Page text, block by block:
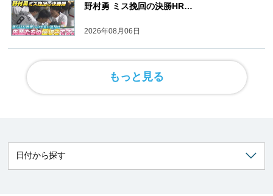
野村勇 ミス挽回の決勝HR…
2026年08月06日
もっと見る